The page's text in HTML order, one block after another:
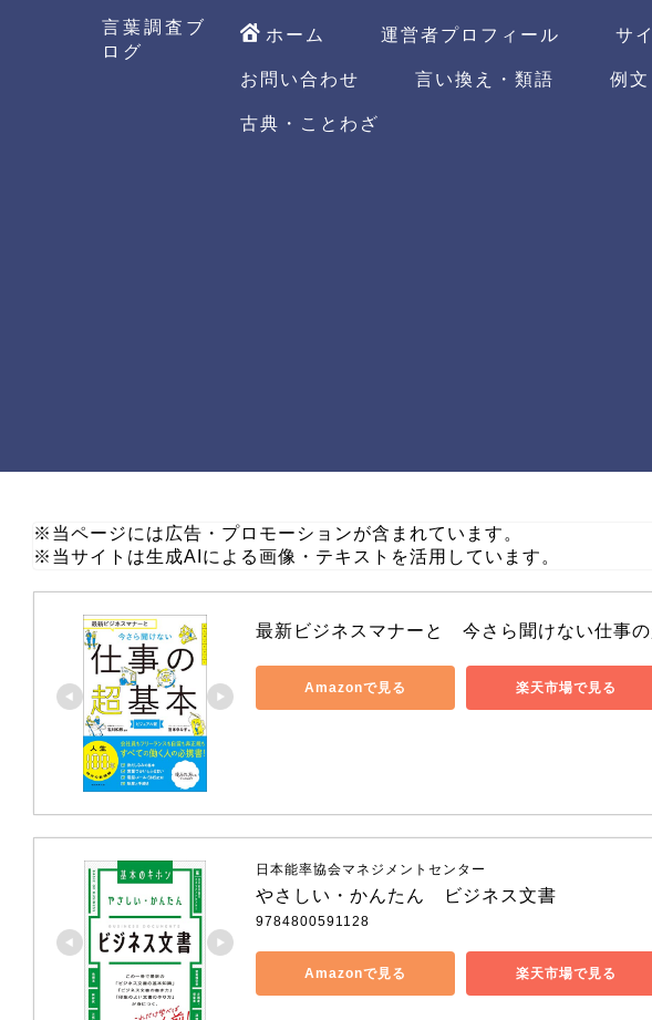
言葉調査ブ
ログ
ホーム 運営者プロフィール サ
お問い合わせ
言い換え・類語 例
古典・ことわざ
※当ページには広告・プロモーションが含まれています。
※当サイトは生成AIによる画像・テキストを活用しています。
最新ビジネスマナーと　今さら聞けない仕事
Amazonで見る 楽天市場で見る
日本能率協会マネジメントセンター
やさしい・かんたん　ビジネス文書
9784800591128
Amazonで見る 楽天市場で見る